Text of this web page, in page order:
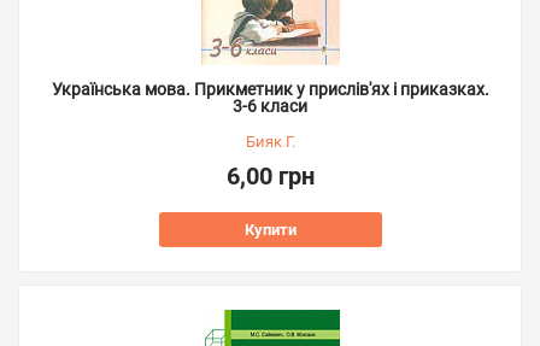
Українська мова. Прикметник у прислів'ях і приказках.
3-6 класи
Бияк Г.
6,00 грн
Купити